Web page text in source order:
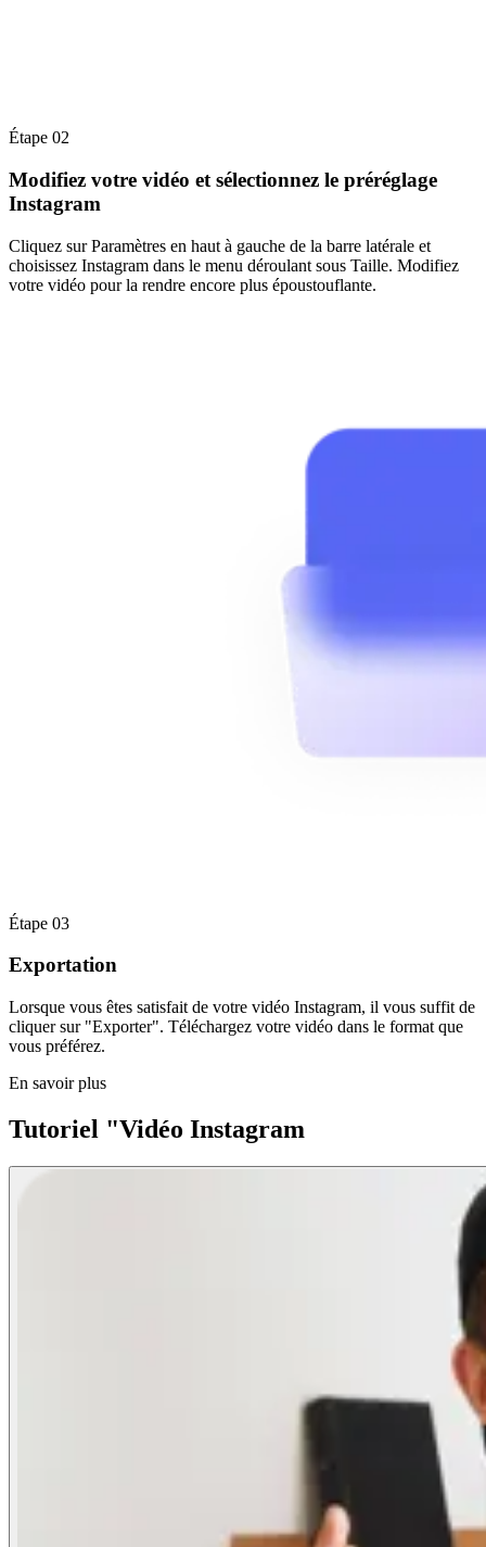
Étape 02
Modifiez votre vidéo et sélectionnez le préréglage
Instagram
Cliquez sur Paramètres en haut à gauche de la barre latérale et
choisissez Instagram dans le menu déroulant sous Taille. Modifiez
votre vidéo pour la rendre encore plus époustouflante.
Étape 03
Exportation
Lorsque vous êtes satisfait de votre vidéo Instagram, il vous suffit de
cliquer sur "Exporter". Téléchargez votre vidéo dans le format que
vous préférez.
En savoir plus
Tutoriel "Vidéo Instagram